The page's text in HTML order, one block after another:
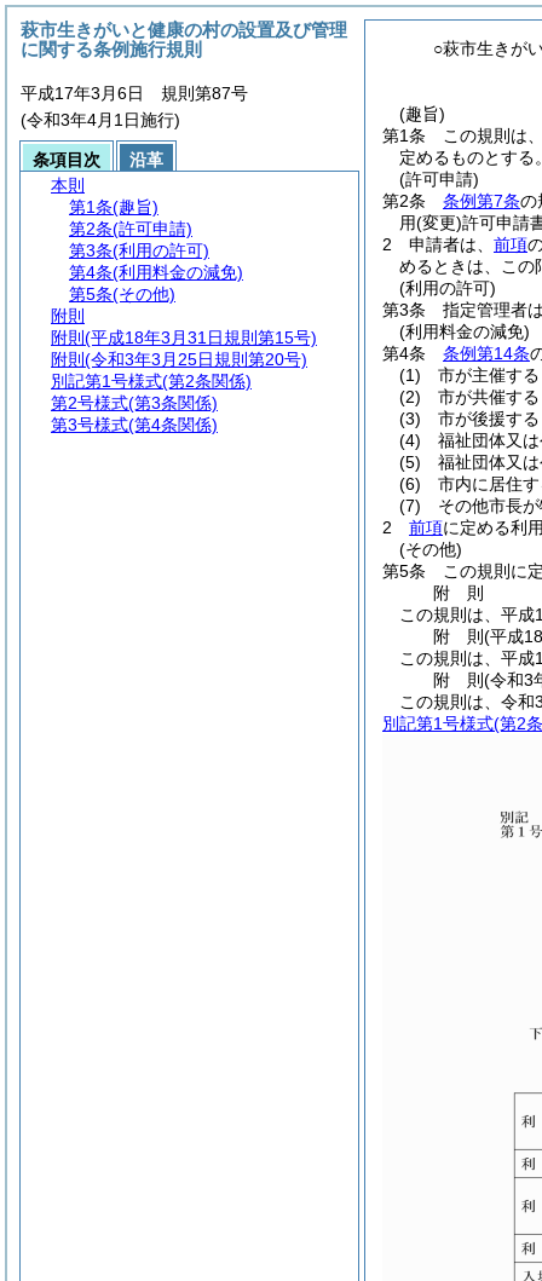
○萩市生きが
(趣旨)
第1条
この規則は
定めるものとする
(許可申請)
第2条
条例第7条の
用(変更)許可申請
2
申請者は、 前項
めるときは、この
(利用の許可)
第3条
指定管理者
(利用料金の減免)
第4条
条例第14条
(1)
市が主催す
(2)
市が共催す
(3)
市が後援す
(4)
福祉団体又
(5)
福祉団体又
(6)
市内に居住
(7)
その他市長
2
前項に定める利
(その他)
第5条
この規則に
附 則
この規則は、平
附 則(平成
この規則は、平
附 則(令和3
この規則は、令
別記第1号様式(第2
萩市生きがいと健康の村の設置及び管理
に関する条例施行規則
平成17年3月6日 規則第87号
(令和3年4月1日施行)
条項目次
沿革
本則
第1条(趣旨)
第2条(許可申請)
第3条(利用の許可)
第4条(利用料金の減免)
第5条(その他)
附則
附則 (平成18年3月31日規則第15号)
附則 (令和3年3月25日規則第20号)
別記第1号様式(第2条関係)
第2号様式(第3条関係)
第3号様式(第4条関係)